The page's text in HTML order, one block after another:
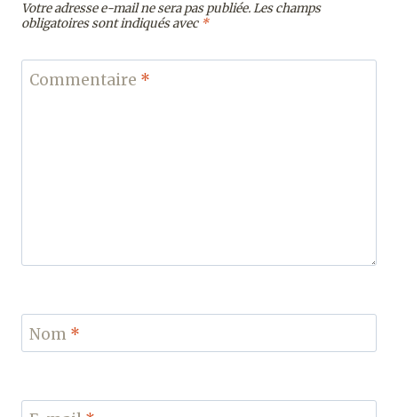
Votre adresse e-mail ne sera pas publiée.Les champs
obligatoires sont indiqués avec *
Commentaire *
Nom *